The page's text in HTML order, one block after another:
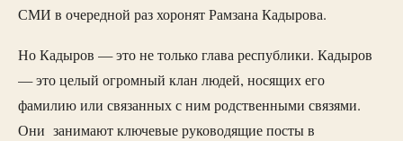
СМИ в очередной раз хоронят Рамзана Кадырова.
Но Кадыров — это не только глава республики. Кадыров
— это целый огромный клан людей, носящих его
фамилию или связанных с ним родственными связями.
Они занимают ключевые руководящие посты в